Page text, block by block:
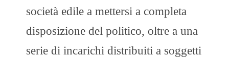
società edile a mettersi a completa
disposizione del politico, oltre a una
serie di incarichi distribuiti a soggetti